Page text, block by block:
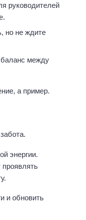
руководителей
но не ждите
баланс между
а пример.
энергии.
проявлять
и обновить